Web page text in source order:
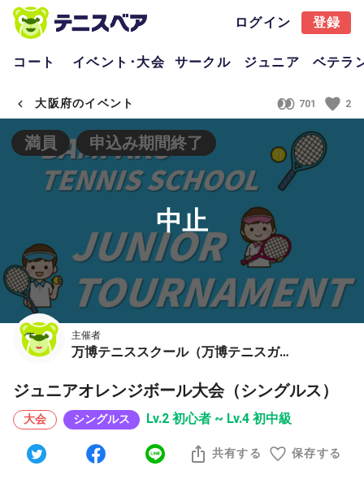
ログイン 登録
コート イベント･大会 サークル ジュニア ベテラ
大阪府のイベント 701 2
中止
満員 申込み期間終了
主催者
万博テニススクール（万博テニスガーデン）
ジュニアオレンジボール大会（シングルス）
大会 シングルス Lv.2 初心者 ~ Lv.4 初中級
共有する 保存する